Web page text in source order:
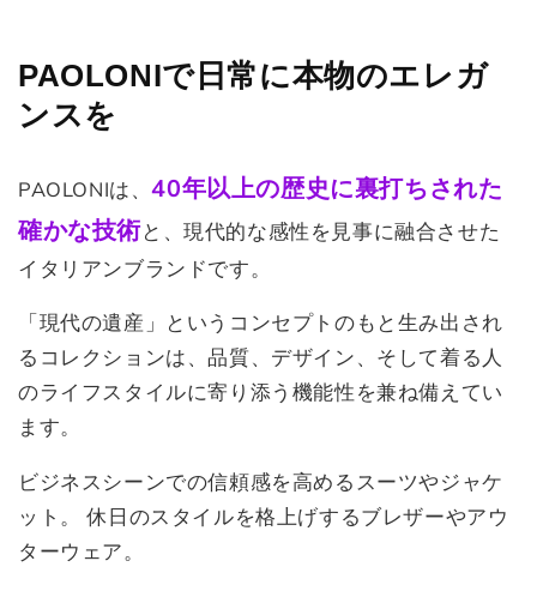
PAOLONIで日常に本物のエレガ
ンスを
PAOLONIは、40年以上の歴史に裏打ちされた
確かな技術と、現代的な感性を見事に融合させた
イタリアンブランドです。
「現代の遺産」というコンセプトのもと生み出され
るコレクションは、品質、デザイン、そして着る人
のライフスタイルに寄り添う機能性を兼ね備えてい
ます。
ビジネスシーンでの信頼感を高めるスーツやジャケ
ット。 休日のスタイルを格上げするブレザーやアウ
ターウェア。